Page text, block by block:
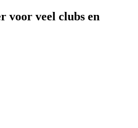
voor veel clubs en